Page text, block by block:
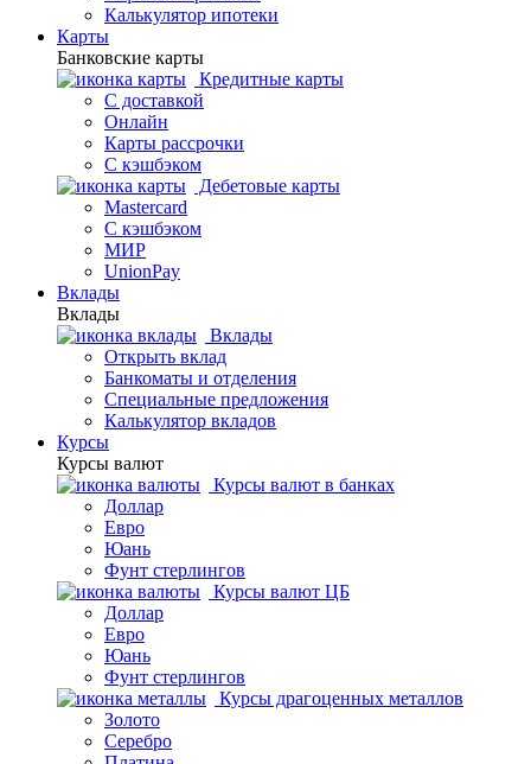
Калькулятор ипотеки
Карты
Банковские карты
Кредитные карты
С доставкой
Онлайн
Карты рассрочки
С кэшбэком
Дебетовые карты
Mastercard
С кэшбэком
МИР
UnionPay
Вклады
Вклады
Вклады
Открыть вклад
Банкоматы и отделения
Специальные предложения
Калькулятор вкладов
Курсы
Курсы валют
Курсы валют в банках
Доллар
Евро
Юань
Фунт стерлингов
Курсы валют ЦБ
Доллар
Евро
Юань
Фунт стерлингов
Курсы драгоценных металлов
Золото
Серебро